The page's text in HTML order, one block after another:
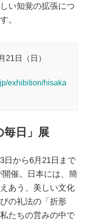
い知覚の拡張につ
。
21日（日）
exhibition/hisaka
毎日」展
日から6月21日まで
開催。日本には、簡
あう、美しい文化
の礼法の「折形
たちの営みの中で